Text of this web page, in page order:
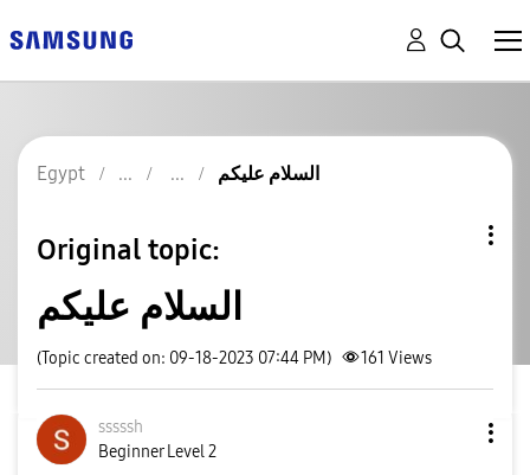
Egypt السلام عليكم
Original topic:
السلام عليكم
(Topic created on: 09-18-2023 07:44 PM) 161 Views
sssssh
Beginner Level 2